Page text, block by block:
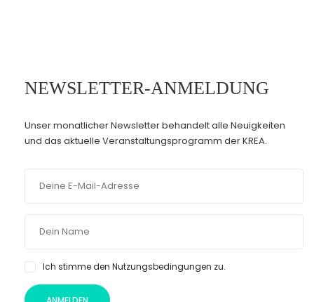
NEWSLETTER-ANMELDUNG
Unser monatlicher Newsletter behandelt alle Neuigkeiten
und das aktuelle Veranstaltungsprogramm der KREA.
Ich stimme den Nutzungsbedingungen zu.